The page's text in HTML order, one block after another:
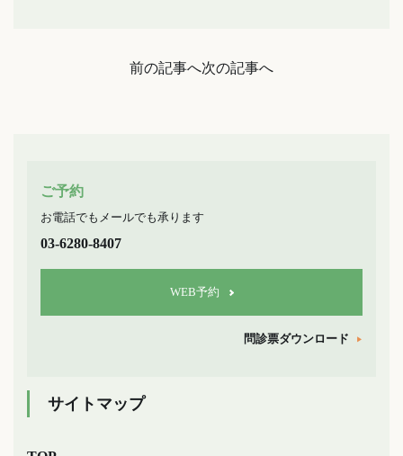
前の記事へ次の記事へ
ご予約
お電話でもメールでも承ります
03-6280-8407
WEB予約
問診票ダウンロード
サイトマップ